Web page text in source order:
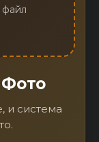
и система